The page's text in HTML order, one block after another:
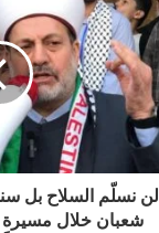
لن نسلّم السلاح بل
شعبان خلال